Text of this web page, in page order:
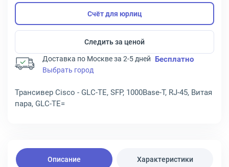
Счёт для юрлиц
Следить за ценой
Доставка по Москве за 2-5 дней Бесплатно
Выбрать город
Трансивер Cisco - GLC-TE, SFP, 1000Base-T, RJ-45, Витая
пара, GLC-TE=
Описание Характеристики